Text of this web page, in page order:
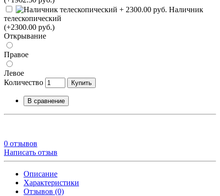
Наличник
телескопический
(+2300.00 руб.)
Открывание
Правое
Левое
Количество
Купить
В сравнение
0 отзывов
Написать отзыв
Описание
Характеристики
Отзывов (0)